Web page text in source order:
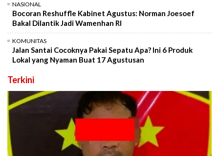
NASIONAL
Bocoran Reshuffle Kabinet Agustus: Norman Joesoef
Bakal Dilantik Jadi Wamenhan RI
KOMUNITAS
Jalan Santai Cocoknya Pakai Sepatu Apa? Ini 6 Produk
Lokal yang Nyaman Buat 17 Agustusan
Terkini